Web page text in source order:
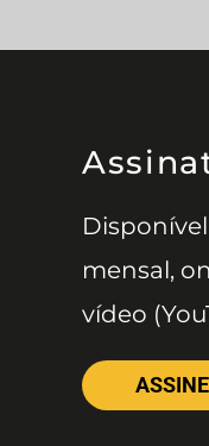
mensal,
vídeo
ASSINE